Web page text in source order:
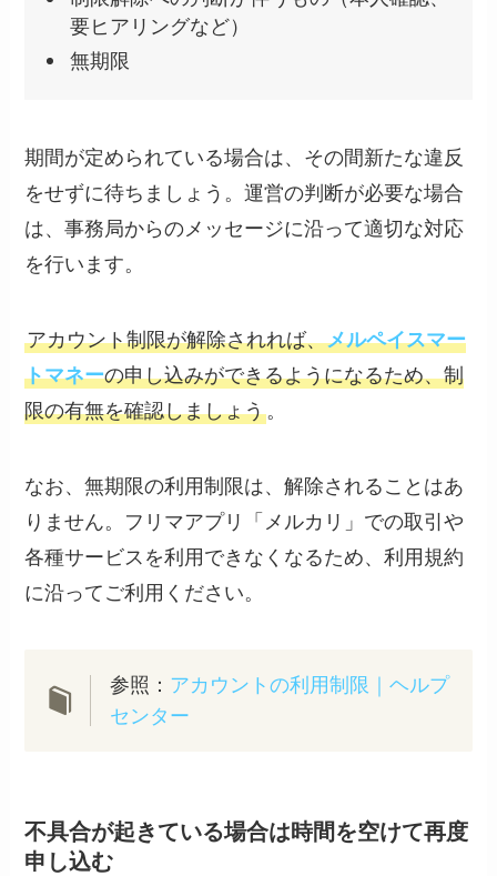
要ヒアリングなど）
無期限
期間が定められている場合は、その間新たな違反
をせずに待ちましょう。運営の判断が必要な場合
は、事務局からのメッセージに沿って適切な対応
を行います。
アカウント制限が解除されれば、メルペイスマー
トマネーの申し込みができるようになるため、制
限の有無を確認しましょう。
なお、無期限の利用制限は、解除されることはあ
りません。フリマアプリ「メルカリ」での取引や
各種サービスを利用できなくなるため、利用規約
に沿ってご利用ください。
参照： アカウントの利用制限｜ヘルプ
センター
不具合が起きている場合は時間を空けて再度
申し込む